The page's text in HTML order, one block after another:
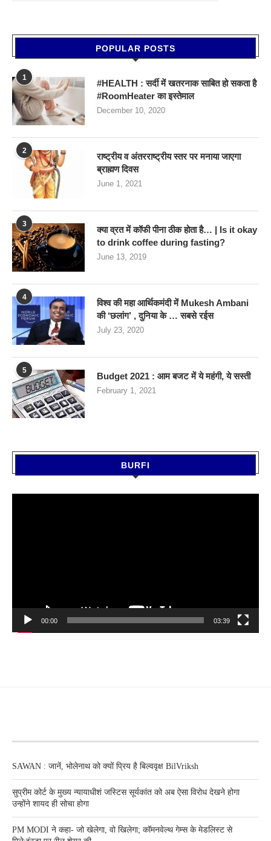
POPULAR POSTS
1
#HEALTH : सर्दी में खतरनाक साबित हो सकता है
#RoomHeater का इस्तेमाल
December 10, 2020
2
राष्ट्रीय व अंतरराष्ट्रीय स्तर पर मनाया जाएगा
ब्राह्मण दिवस
June 1, 2021
3
क्या व्रत में कॉफी पीना ठीक होता है… | Is it okay
to drink coffee during fasting?
June 13, 2019
4
विश्व की महा आर्थिकमंदी में Mukesh Ambani
की ‘छलांग’ , दुनिया के … सबसे रईस
July 23, 2020
5
Budget 2021 : आम बजट में ये महंगी, ये सस्‍ती
February 1, 2021
BURFI
00:00 03:39
SAWAN : जानें, भोलेनाथ को क्यों प्रिय है बिल्ववृक्ष BilVriksh
सुप्रीम कोर्ट के मुख्य न्यायाधीशं जस्टिस सूर्यकांत को अब ऐसा विरोध देखने होगा
उन्होंने शायद ही सोचा होगा
PM MODI ने कहा- जो खेलेगा, वो खिलेगा; कॉमनवेल्थ गेम्स के मेडलिस्ट से